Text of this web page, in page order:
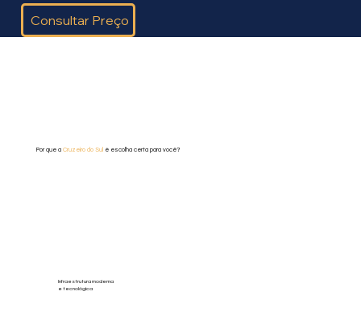
Consultar Preço
Por que aCruzeiro do Sul é escolha certa para você?
Infraestrutura moderna
e tecnológica